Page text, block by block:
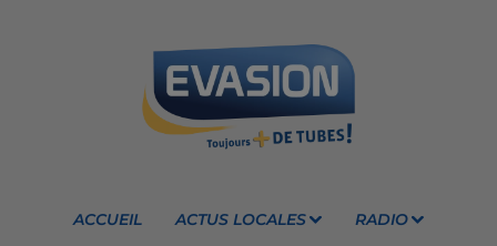
ACCUEIL ACTUS LOCALES RADIO